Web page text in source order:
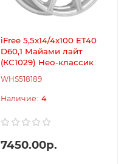
iFree 5,5x14/4x100 ET40
D60,1 Майами лайт
(КС1029) Нео-классик
WHS518189
4
7450.00р.